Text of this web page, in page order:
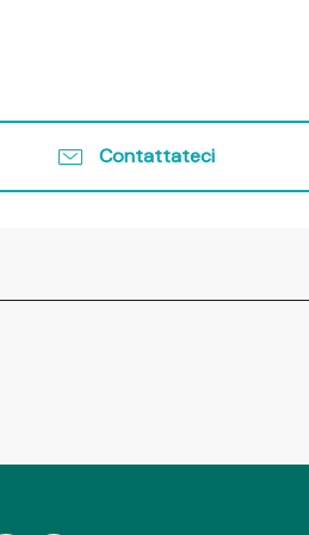
Contattateci